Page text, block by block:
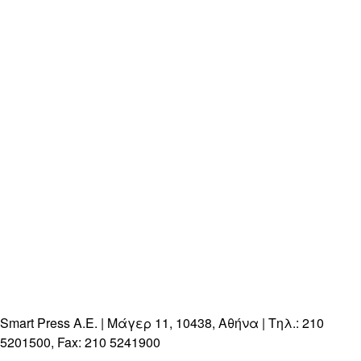
Smart Press A.E. | Μάγερ 11, 10438, Αθήνα | Τηλ.: 210
5201500, Fax: 210 5241900